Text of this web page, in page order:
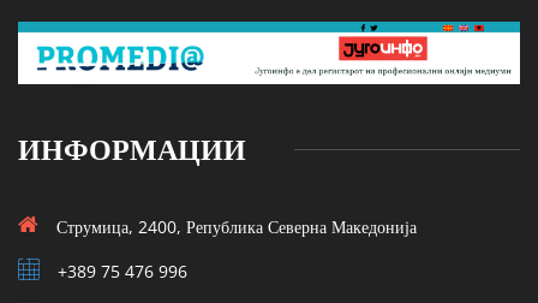
ИНФОРМАЦИИ
Струмица, 2400, Република Северна Македонија
+389 75 476 996